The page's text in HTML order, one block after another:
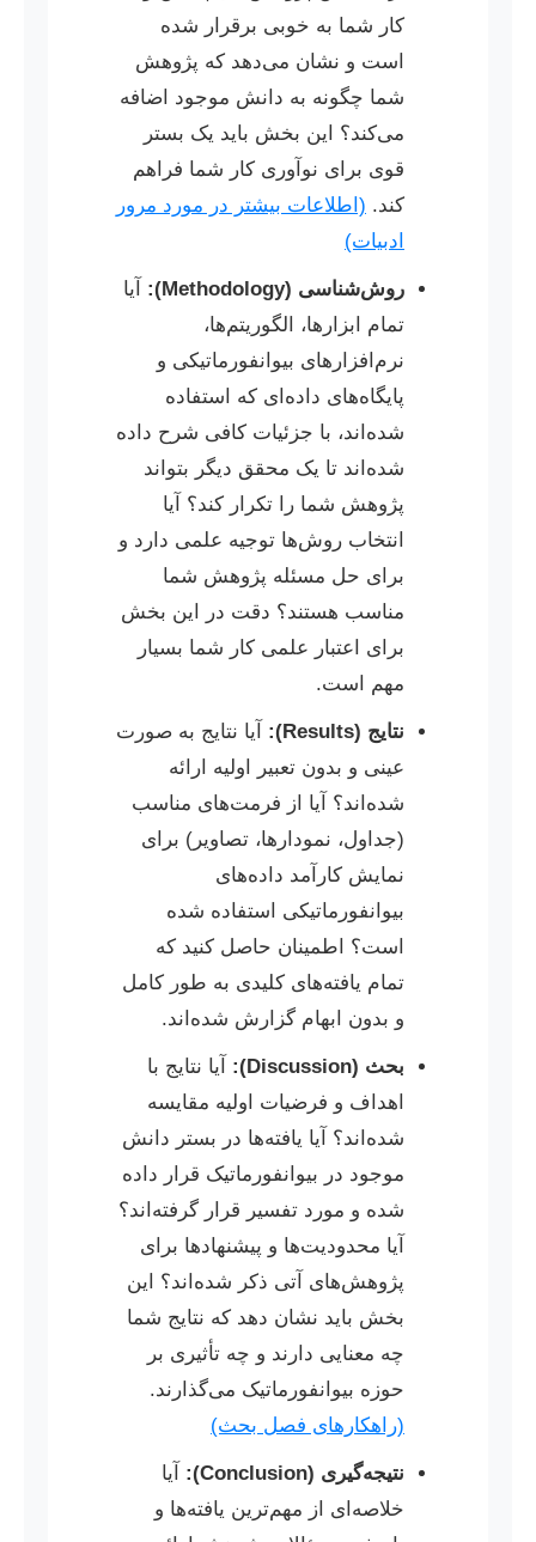
کار شما به خوبی برقرار شده
است و نشان می‌دهد که پژوهش
شما چگونه به دانش موجود اضافه
می‌کند؟ این بخش باید یک بستر
قوی برای نوآوری کار شما فراهم
کند. (اطلاعات بیشتر در مورد مرور
ادبیات)
روش‌شناسی (Methodology):
آیا
تمام ابزارها، الگوریتم‌ها،
نرم‌افزارهای بیوانفورماتیکی و
پایگاه‌های داده‌ای که استفاده
شده‌اند، با جزئیات کافی شرح داده
شده‌اند تا یک محقق دیگر بتواند
پژوهش شما را تکرار کند؟ آیا
انتخاب روش‌ها توجیه علمی دارد و
برای حل مسئله پژوهش شما
مناسب هستند؟ دقت در این بخش
برای اعتبار علمی کار شما بسیار
مهم است.
نتایج (Results):
آیا نتایج به صورت
عینی و بدون تعبیر اولیه ارائه
شده‌اند؟ آیا از فرمت‌های مناسب
(جداول، نمودارها، تصاویر) برای
نمایش کارآمد داده‌های
بیوانفورماتیکی استفاده شده
است؟ اطمینان حاصل کنید که
تمام یافته‌های کلیدی به طور کامل
و بدون ابهام گزارش شده‌اند.
بحث (Discussion):
آیا نتایج با
اهداف و فرضیات اولیه مقایسه
شده‌اند؟ آیا یافته‌ها در بستر دانش
موجود در بیوانفورماتیک قرار داده
شده و مورد تفسیر قرار گرفته‌اند؟
آیا محدودیت‌ها و پیشنهادها برای
پژوهش‌های آتی ذکر شده‌اند؟ این
بخش باید نشان دهد که نتایج شما
چه معنایی دارند و چه تأثیری بر
حوزه بیوانفورماتیک می‌گذارند.
(راهکارهای فصل بحث)
نتیجه‌گیری (Conclusion):
آیا
خلاصه‌ای از مهم‌ترین یافته‌ها و